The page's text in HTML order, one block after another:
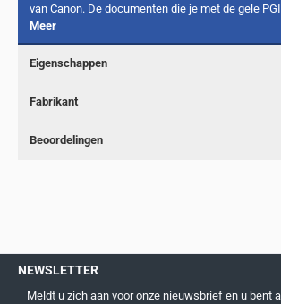
van Canon. De documenten die je met de gele
Meer
Eigenschappen
Fabrikant
Beoordelingen
NEWSLETTER
Meldt u zich aan voor onze nieuwsbrief en u bent